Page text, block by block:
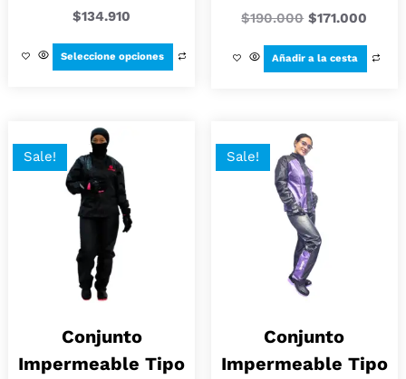
$134.910
Seleccione opciones
$190.000 $171.000
Añadir a la cesta
Sale!
Conjunto
Impermeable Tipo
Sale!
Conjunto
Impermeable Tipo